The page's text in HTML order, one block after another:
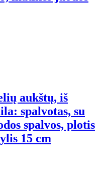
aukštų, iš
spalvotas, su
spalvos, plotis
15 cm